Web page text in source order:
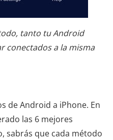
tanto tu Android
conectados a la misma
de Android a iPhone. En
las 6 mejores
sabrás que cada método